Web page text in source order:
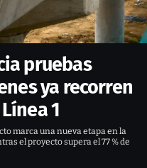
pruebas
ya recorren
1
marca una nueva etapa en la
el proyecto supera el 77 % de